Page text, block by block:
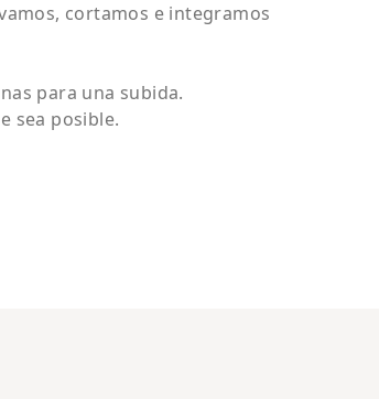
cortamos e integramos
para una subida.
sea posible.